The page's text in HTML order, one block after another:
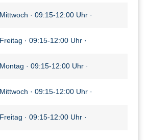
Mittwoch · 09:15-12:00 Uhr ·
Freitag · 09:15-12:00 Uhr ·
Montag · 09:15-12:00 Uhr ·
Mittwoch · 09:15-12:00 Uhr ·
Freitag · 09:15-12:00 Uhr ·